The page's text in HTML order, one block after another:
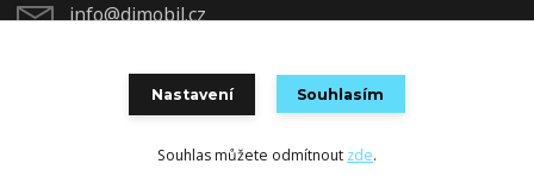
info@djmobil.cz
Vytvořeno na Eshop-rychle.cz
Nastavení Souhlasím
Souhlas můžete odmítnout zde.